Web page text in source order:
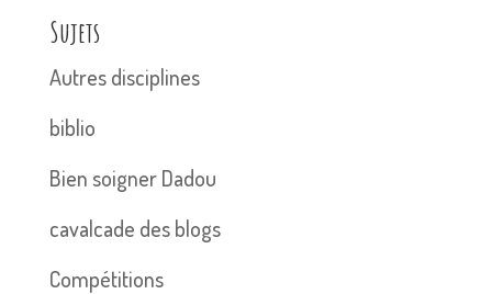
Sujets
Autres disciplines
biblio
Bien soigner Dadou
cavalcade des blogs
Compétitions